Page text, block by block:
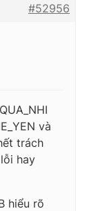
#52956
và
trách
hay
hiểu rõ